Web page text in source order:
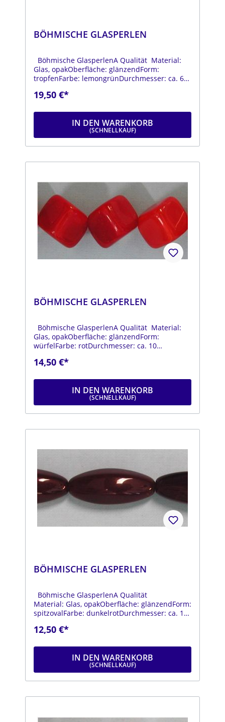
BÖHMISCHE GLASPERLEN
Böhmische GlasperlenA Qualität Material:
Glas, opakOberfläche: glänzendForm:
tropfenFarbe: lemongrünDurchmesser: ca. 6
19,50 €*
IN DEN WARENKORB
BÖHMISCHE GLASPERLEN
Böhmische GlasperlenA Qualität Material:
Glas, opakOberfläche: glänzendForm:
würfelFarbe: rotDurchmesser: ca. 10
14,50 €*
IN DEN WARENKORB
BÖHMISCHE GLASPERLEN
Böhmische GlasperlenA Qualität
Material: Glas, opakOberfläche: glänzendForm:
spitzovalFarbe: dunkelrotDurchmesser: ca. 10
12,50 €*
IN DEN WARENKORB